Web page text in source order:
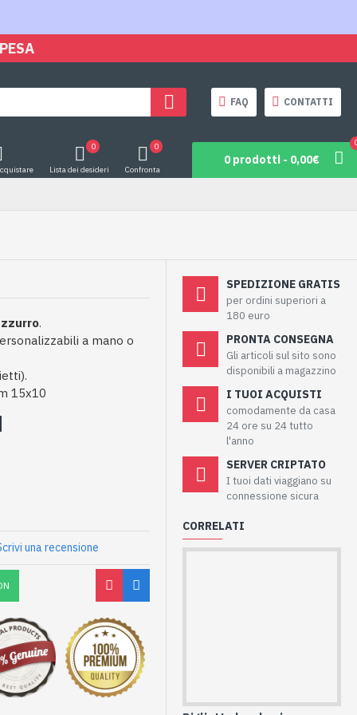
FAQ CONTATTI
Lista dei desideri
0
Confronta
0
0 prodotti - 0,00€
.
a mano o
15x10
una recensione
SPEDIZIONE GRATIS
per ordini superiori a
180 euro
PRONTA CONSEGNA
Gli articoli sul sito sono
disponibili a magazzino
I TUOI ACQUISTI
comodamente da casa
24 ore su 24 tutto
l'anno
SERVER CRIPTATO
I tuoi dati viaggiano su
connessione sicura
CORRELATI